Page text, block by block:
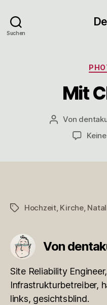
Suchen
Mit
Beitragsautor
Von
Schlagwörter
Hochzeit, Kirche,
Von
Site Reliability
Infrastrukturbetreiber,
links, gesichtsblind.